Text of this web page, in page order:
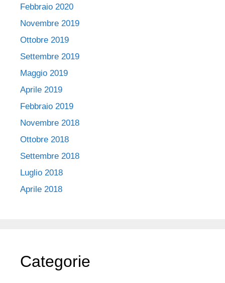
Febbraio 2020
Novembre 2019
Ottobre 2019
Settembre 2019
Maggio 2019
Aprile 2019
Febbraio 2019
Novembre 2018
Ottobre 2018
Settembre 2018
Luglio 2018
Aprile 2018
Categorie